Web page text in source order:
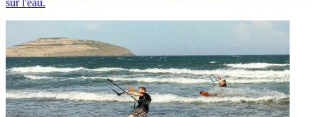
sur l'eau.